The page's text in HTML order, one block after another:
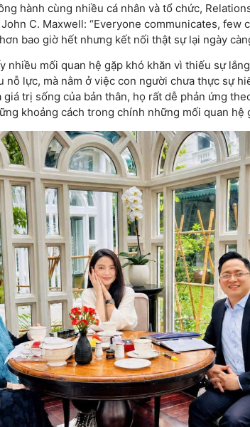
hành cùng nhiều cá nhân và tổ chức,
C. Maxwell: “Everyone communicates, few
bao giờ hết nhưng kết nối thật sự lại ngày
nhiều mối quan hệ gặp khó khăn vì thiếu sự
nỗ lực, mà nằm ở việc con người chưa thực sự
trị sống của bản thân, họ rất dễ phản ứng
khoảng cách trong chính những mối quan hệ